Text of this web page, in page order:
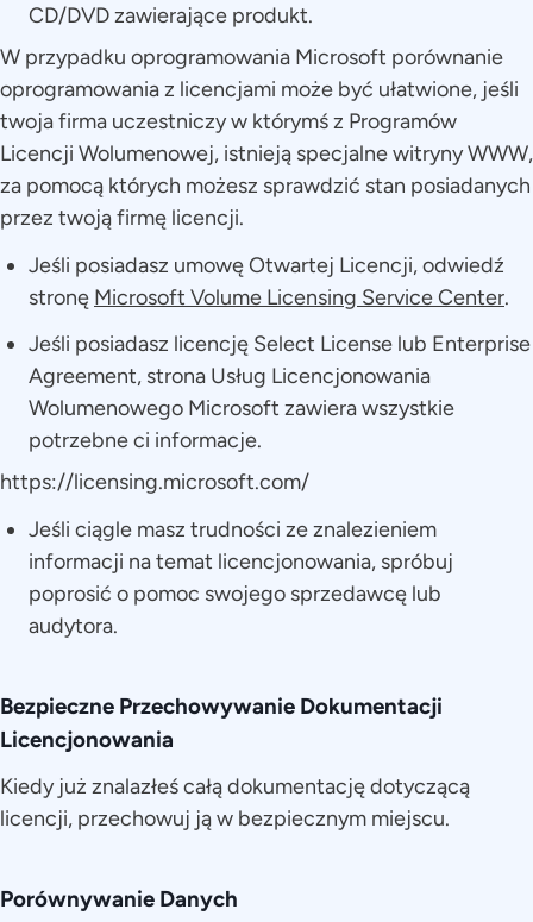
CD/DVD zawierające produkt.
W przypadku oprogramowania Microsoft porównanie
oprogramowania z licencjami może być ułatwione, jeśli
twoja firma uczestniczy w którymś z Programów
Licencji Wolumenowej, istnieją specjalne witryny WWW,
za pomocą których możesz sprawdzić stan posiadanych
przez twoją firmę licencji.
Jeśli posiadasz umowę Otwartej Licencji, odwiedź
stronę Microsoft Volume Licensing Service Center.
Jeśli posiadasz licencję Select License lub Enterprise
Agreement, strona Usług Licencjonowania
Wolumenowego Microsoft zawiera wszystkie
potrzebne ci informacje.
https://licensing.microsoft.com/
Jeśli ciągle masz trudności ze znalezieniem
informacji na temat licencjonowania, spróbuj
poprosić o pomoc swojego sprzedawcę lub
audytora.
Bezpieczne Przechowywanie Dokumentacji
Licencjonowania
Kiedy już znalazłeś całą dokumentację dotyczącą
licencji, przechowuj ją w bezpiecznym miejscu.
Porównywanie Danych